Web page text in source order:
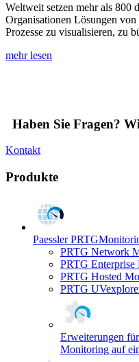
Weltweit setzen mehr als 800
Organisationen Lösungen
Prozesse zu visualisieren, zu
mehr lesen
Haben Sie Fragen?
Kontakt
Produkte
Paessler PRTG
PRTG Network
PRTG Enterprise
PRTG Hosted
PRTG
Erweiterungen
Monitoring auf